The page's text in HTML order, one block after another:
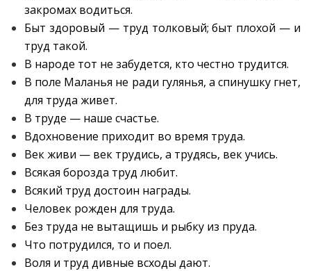
закромах водиться.
Быт здоровый — труд толковый; быт плохой — и
труд такой.
В народе тот не забудется, кто честно трудится.
В поле Маланья не ради гулянья, а спинушку гнет,
для труда живет.
В труде — наше счастье.
Вдохновение приходит во время труда.
Век живи — век трудись, а трудясь, век учись.
Всякая борозда труд любит.
Всякий труд достоин награды.
Человек рожден для труда.
Без труда не вытащишь и рыбку из пруда.
Что потрудился, то и поел.
Воля и труд дивные всходы дают.